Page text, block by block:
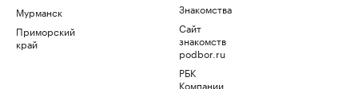
Мурманск
Приморский
край
Знакомства
Сайт
знакомств
podbor.ru
РБК
Компании